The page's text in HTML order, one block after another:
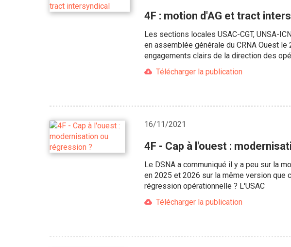
4F : motion d'AG et tract
Les sections locales USAC-CGT, UNSA-
en assemblée générale du CRNA Ouest
engagements clairs de la direction des
Télécharger la publication
16/11/2021
4F - Cap à l'ouest :
Le DSNA a communiqué il y a peu sur la
en 2025 et 2026 sur la même version
régression opérationnelle ? L'USAC
Télécharger la publication